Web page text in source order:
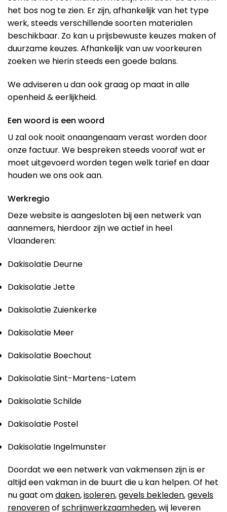
het bos nog te zien. Er zijn, afhankelijk van het type
werk, steeds verschillende soorten materialen
beschikbaar. Zo kan u prijsbewuste keuzes maken of
duurzame keuzes. Afhankelijk van uw voorkeuren
zoeken we hierin steeds een goede balans.
We adviseren u dan ook graag op maat in alle
openheid & eerlijkheid.
Een woord is een woord
U zal ook nooit onaangenaam verast worden door
onze factuur. We bespreken steeds vooraf wat er
moet uitgevoerd worden tegen welk tarief en daar
houden we ons ook aan.
Werkregio
Deze website is aangesloten bij een netwerk van
aannemers, hierdoor zijn we actief in heel
Vlaanderen:
Dakisolatie Deurne
Dakisolatie Jette
Dakisolatie Zuienkerke
Dakisolatie Meer
Dakisolatie Boechout
Dakisolatie Sint-Martens-Latem
Dakisolatie Schilde
Dakisolatie Postel
Dakisolatie Ingelmunster
Doordat we een netwerk van vakmensen zijn is er
altijd een vakman in de buurt die u kan helpen. Of het
nu gaat omdaken,isoleren,gevels bekleden,gevels
renoverenof schrijnwerkzaamheden, wij leveren